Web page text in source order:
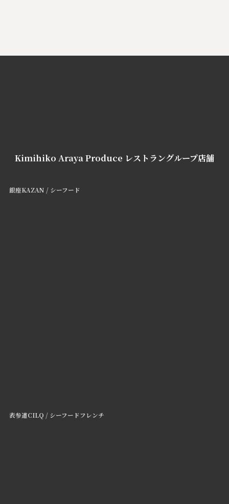
Kimihiko Araya Produce レストラングループ店舗
銀座KAZAN / シーフード
表参道CILQ / シーフードフレンチ